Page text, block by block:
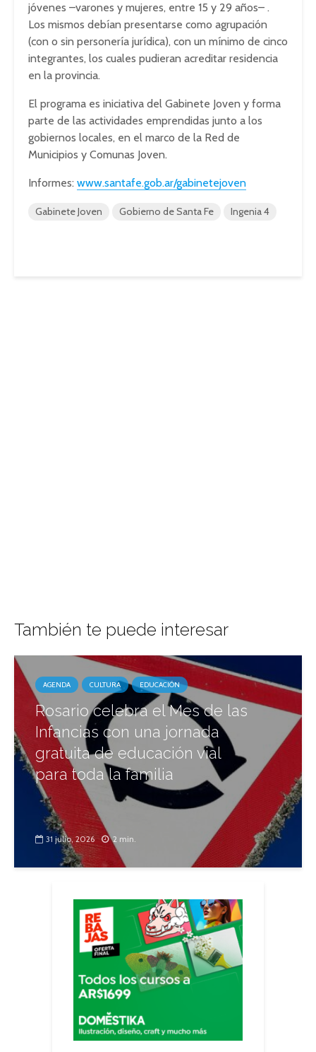
jóvenes –varones y mujeres, entre 15 y 29 años– .
Los mismos debían presentarse como agrupación
(con o sin personería jurídica), con un mínimo de cinco
integrantes, los cuales pudieran acreditar residencia
en la provincia.
El programa es iniciativa del Gabinete Joven y forma
parte de las actividades emprendidas junto a los
gobiernos locales, en el marco de la Red de
Municipios y Comunas Joven.
Informes: www.santafe.gob.ar/gabinetejoven
Gabinete Joven Gobierno de Santa Fe Ingenia 4
También te puede interesar
AGENDA CULTURA EDUCACIÓN
Rosario celebra el Mes de las
Infancias con una jornada
gratuita de educación vial
para toda la familia
31 julio, 2026 2 min.